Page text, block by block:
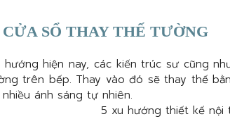
CỬA SỔ THAY THẾ TƯỜNG
hướng hiện nay, các kiến trúc sư cũng
trên bếp. Thay vào đó sẽ thay thế
nhiều ánh sáng tự nhiên.